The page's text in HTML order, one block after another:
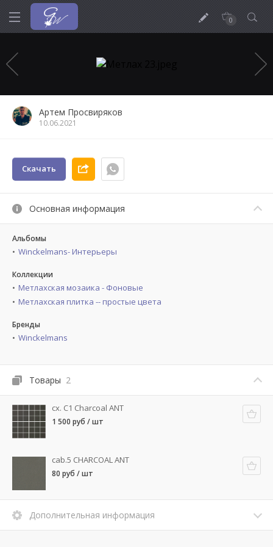
0
Артем Просвиряков
10.06.2021
Скачать
Основная информация
Альбомы
Winckelmans- Интерьеры
Коллекции
Метлахская мозаика - Фоновые
Метлахская плитка -- простые цвета
Бренды
Winckelmans
Товары 2
cx. C1 Charcoal ANT
1 500 руб / шт
cab.5 CHARCOAL ANT
80 руб / шт
Дополнительная информация